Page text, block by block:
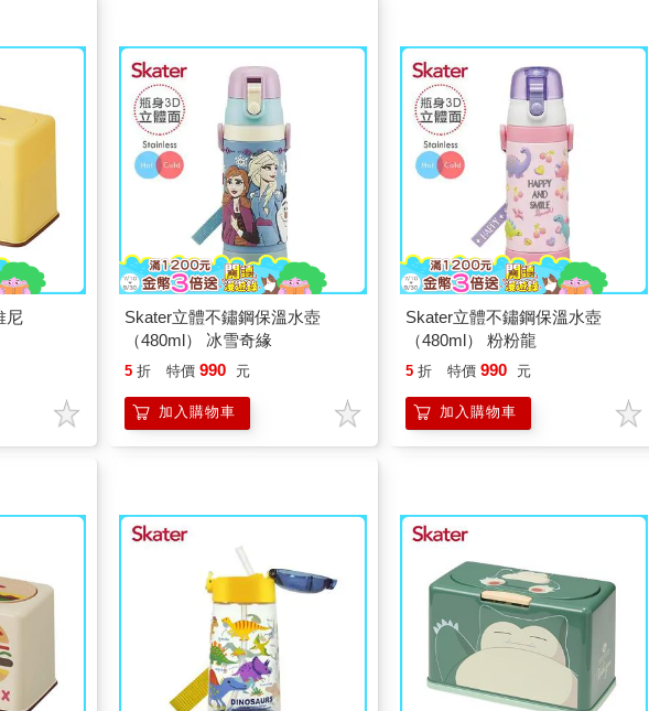
尼
Skater立體不鏽鋼保溫水壺
（480ml） 冰雪奇緣
5 折 特價 990 元
加入購物車
Skater立體不鏽鋼保溫水壺
（480ml） 粉粉龍
5 折 特價 990 元
加入購物車